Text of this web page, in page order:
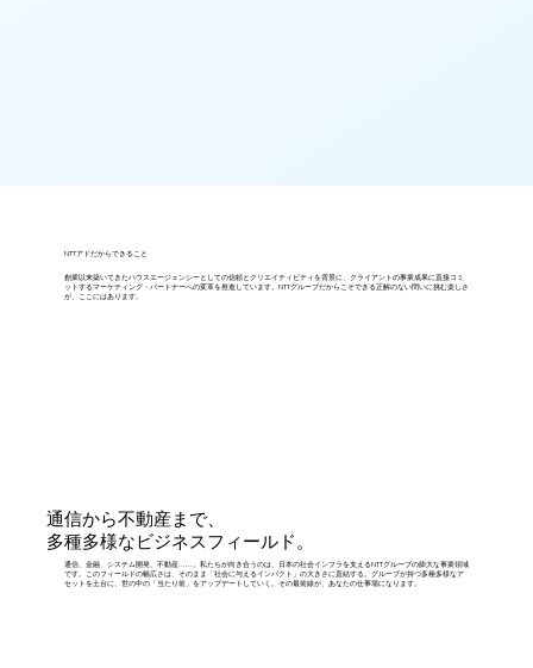
NTTアドだからできること
創業以来築いてきたハウスエージェンシーとしての信頼とクリエイティビティを背景に、クライアントの事業成果に直接コミ
ットするマーケティング・パートナーへの変革を推進しています。NTTグループだからこそできる正解のない問いに挑む楽しさ
が、ここにはあります。
通信から不動産まで、
多種多様なビジネスフィールド。
通信、金融、システム開発、不動産……。私たちが向き合うのは、日本の社会インフラを支えるNTTグループの膨大な事業領域
です。このフィールドの幅広さは、そのまま「社会に与えるインパクト」の大きさに直結する。グループが持つ多種多様なア
セットを土台に、世の中の「当たり前」をアップデートしていく。その最前線が、あなたの仕事場になります。